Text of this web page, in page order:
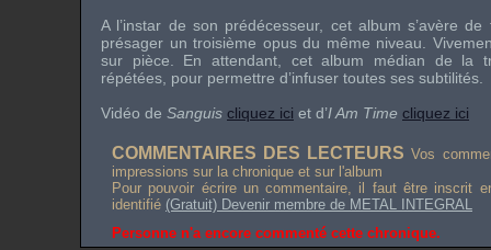
A l’instar de son prédécesseur, cet album s’avère
présager un troisième opus du même niveau.
sur pièce. En attendant, cet album médian de la
répétées, pour permettre d’infuser toutes ses subtilités.
Vidéo de Sanguis cliquez ici et d’I Am Time cliquez ici
COMMENTAIRES DES LECTEURS Vos
impressions sur la chronique et sur l'album
Pour pouvoir écrire un commentaire, il faut être inscrit
identifié (Gratuit) Devenir membre de METAL INTEGRAL
Personne n'a encore commenté cette chronique.